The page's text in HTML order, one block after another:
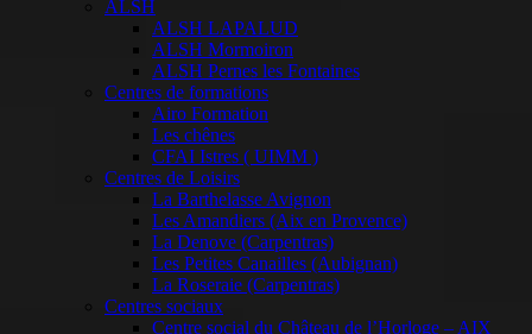
ALSH
ALSH LAPALUD
ALSH Mormoiron
ALSH Pernes les Fontaines
Centres de formations
Airo Formation
Les chênes
CFAI Istres ( UIMM )
Centres de Loisirs
La Barthelasse Avignon
Les Amandiers (Aix en Provence)
La Denove (Carpentras)
Les Petites Canailles (Aubignan)
La Roseraie (Carpentras)
Centres sociaux
Centre social du Château de l’Horloge – AIX